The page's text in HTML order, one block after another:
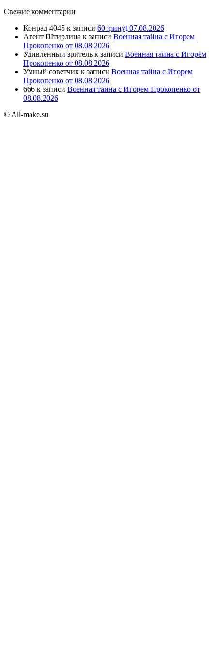
Свежие комментарии
Конрад 4045 к записи 60 ṃинẏƫ 07.08.2026
Агент Штирлица к записи Военная тайна с Игорем
Прокопенко от 08.08.2026
Удивленный зритель к записи Военная тайна с Игорем
Прокопенко от 08.08.2026
Умный советчик к записи Военная тайна с Игорем
Прокопенко от 08.08.2026
666 к записи Военная тайна с Игорем Прокопенко от
08.08.2026
© All-make.su